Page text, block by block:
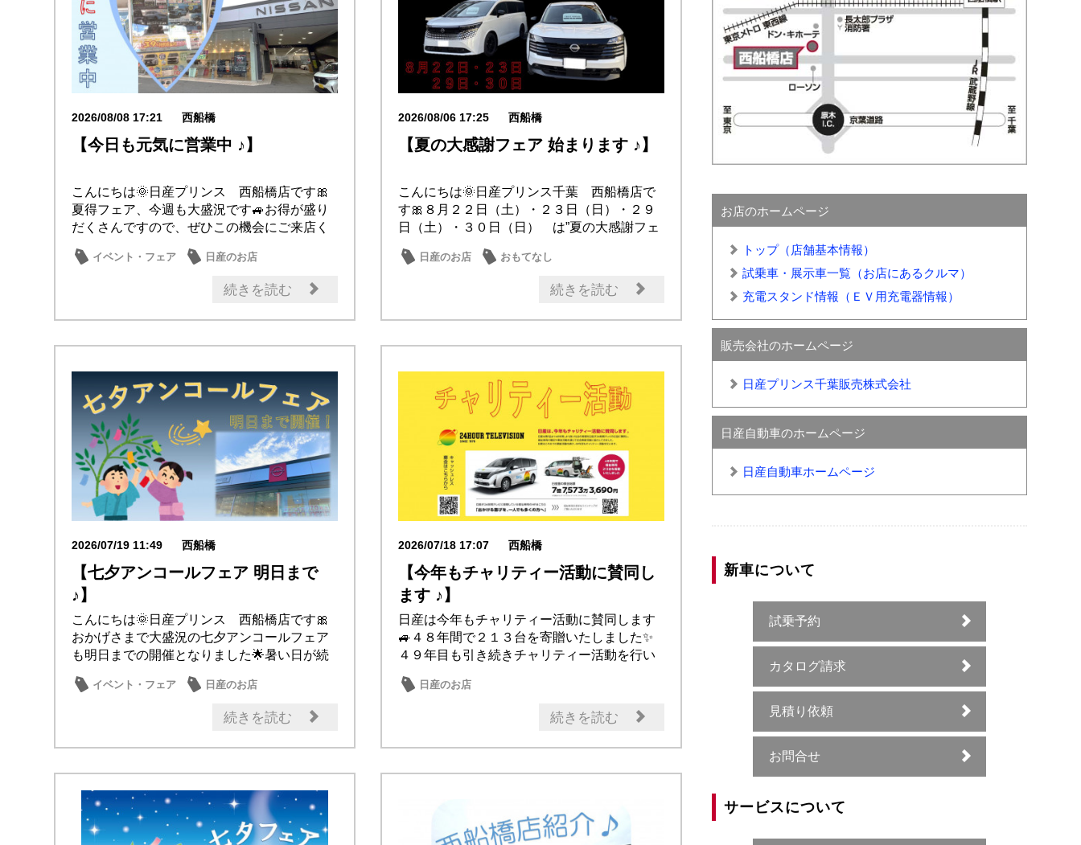
2026/08/08 17:21 西船橋
【今日も元気に営業中 ♪】
こんにちは🌞日産プリンス 西船橋店です🎀
夏得フェア、今週も大盛況です🚙お得が盛り
だくさんですので、ぜひこの機会にご来店く
イベント・フェア 日産のお店
続きを読む
2026/08/06 17:25 西船橋
【夏の大感謝フェア 始まります ♪】
こんにちは🌞日産プリンス千葉 西船橋店で
す🎀８月２２日（土）・２３日（日）・２９
日（土）・３０日（日） は”夏の大感謝フェ
日産のお店 おもてなし
続きを読む
2026/07/19 11:49 西船橋
【七夕アンコールフェア 明日まで
♪】
こんにちは🌞日産プリンス 西船橋店です🎀
おかげさまで大盛況の七夕アンコールフェア
も明日までの開催となりました🌟暑い日が続
イベント・フェア
日産のお店
続きを読む
2026/07/18 17:07 西船橋
【今年もチャリティー活動に賛同し
ます ♪】
日産は今年もチャリティー活動に賛同します
🚙４８年間で２１３台を寄贈いたしました✨
４９年目も引き続きチャリティー活動を行い
日産のお店
続きを読む
お店のホームページ
トップ（店舗基本情報）
試乗車・展示車一覧（お店にあるクルマ）
充電スタンド情報（ＥＶ用充電器情報）
販売会社のホームページ
日産プリンス千葉販売株式会社
日産自動車のホームページ
日産自動車ホームページ
新車について
試乗予約
カタログ請求
見積り依頼
お問合せ
サービスについて